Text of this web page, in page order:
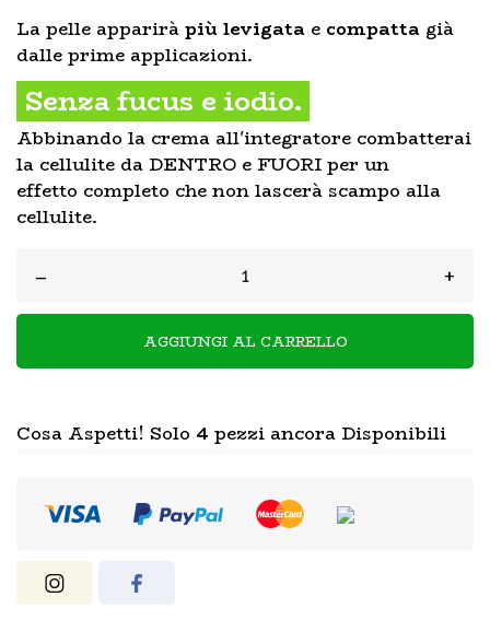
La pelle apparirà più levigata e compatta già
dalle prime applicazioni.
Senza fucus e iodio.
Abbinando la crema all'integratore combatterai
la cellulite da DENTRO e FUORI per un
effetto completo che non lascerà scampo alla
cellulite.
– +
AGGIUNGI AL CARRELLO
Cosa Aspetti! Solo 4 pezzi ancora Disponibili